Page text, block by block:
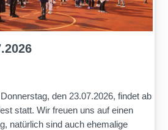
den 23.07.2026, findet ab
statt. Wir freuen uns auf einen
natürlich sind auch ehemalige